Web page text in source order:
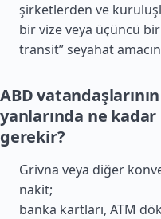
şirketlerden ve
bir vize veya üçüncü
transit” seyahat
ABD
yanlarında ne
gerekir?
Grivna veya diğer
nakit;
banka kartları, ATM